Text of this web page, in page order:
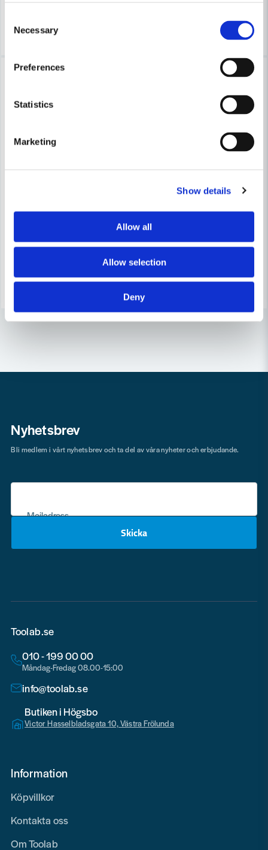
Selection
Necessary
Preferences
Statistics
Marketing
Show details
Allow all
Allow selection
Deny
Habo Dörrhandtag Boston Kombi RFR SB
Leveranstid ifrån leverantör ca
Köp
-16%
Habo Dörrhandtag Chicago
283 kr
Leveranstid ifrån leverantör ca
7-10 arbetsdagar
Köp
Nyhetsbrev
Mejladress
Skicka
Bli medlem i vårt nyhetsbrev och ta del av våra nyheter och erbjudande.
Toolab.se
010 - 199 00 00
Måndag-Fredag 08.00-15:00
info@toolab.se
Butiken i Högsbo
Victor Hasselbladsgata 10, Västra Frölunda
Information
Köpvillkor
Kontakta oss
Om Toolab